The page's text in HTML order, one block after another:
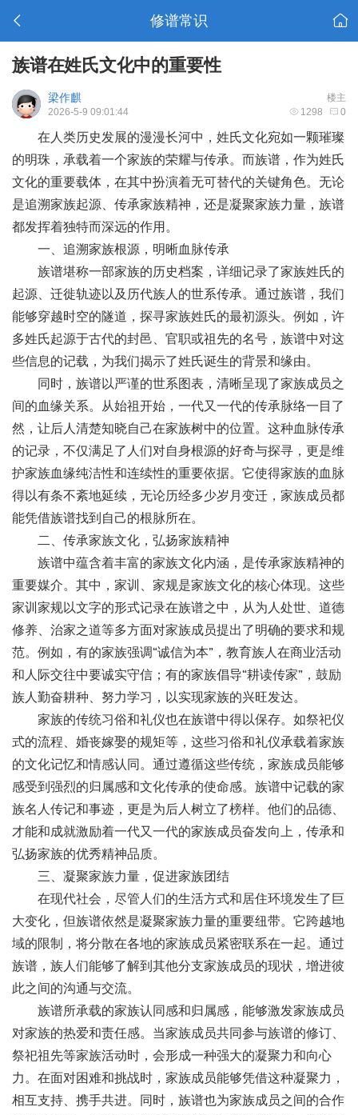
修谱常识
族谱在姓氏文化中的重要性
楼主
梁作麒
1298 0
2026-5-9 09:01:44
在人类历史发展的漫漫长河中，姓氏文化宛如一颗璀璨
的明珠，承载着一个家族的荣耀与传承。而族谱，作为姓氏
文化的重要载体，在其中扮演着无可替代的关键角色。无论
是追溯家族起源、传承家族精神，还是凝聚家族力量，族谱
都发挥着独特而深远的作用。
一、追溯家族根源，明晰血脉传承
族谱堪称一部家族的历史档案，详细记录了家族姓氏的
起源、迁徙轨迹以及历代族人的世系传承。通过族谱，我们
能够穿越时空的隧道，探寻家族姓氏的最初源头。例如，许
多姓氏起源于古代的封邑、官职或祖先的名号，族谱中对这
些信息的记载，为我们揭示了姓氏诞生的背景和缘由。
同时，族谱以严谨的世系图表，清晰呈现了家族成员之
间的血缘关系。从始祖开始，一代又一代的传承脉络一目了
然，让后人清楚知晓自己在家族树中的位置。这种血脉传承
的记录，不仅满足了人们对自身根源的好奇与探寻，更是维
护家族血缘纯洁性和连续性的重要依据。它使得家族的血脉
得以有条不紊地延续，无论历经多少岁月变迁，家族成员都
能凭借族谱找到自己的根脉所在。
二、传承家族文化，弘扬家族精神
族谱中蕴含着丰富的家族文化内涵，是传承家族精神的
重要媒介。其中，家训、家规是家族文化的核心体现。这些
家训家规以文字的形式记录在族谱之中，从为人处世、道德
修养、治家之道等多方面对家族成员提出了明确的要求和规
范。例如，有的家族强调“诚信为本”，教育族人在商业活动
和人际交往中要诚实守信；有的家族倡导“耕读传家”，鼓励
族人勤奋耕种、努力学习，以实现家族的兴旺发达。
家族的传统习俗和礼仪也在族谱中得以保存。如祭祀仪
式的流程、婚丧嫁娶的规矩等，这些习俗和礼仪承载着家族
的文化记忆和情感认同。通过遵循这些传统，家族成员能够
感受到强烈的归属感和文化传承的使命感。族谱中记载的家
族名人传记和事迹，更是为后人树立了榜样。他们的品德、
才能和成就激励着一代又一代的家族成员奋发向上，传承和
弘扬家族的优秀精神品质。
三、凝聚家族力量，促进家族团结
在现代社会，尽管人们的生活方式和居住环境发生了巨
大变化，但族谱依然是凝聚家族力量的重要纽带。它跨越地
域的限制，将分散在各地的家族成员紧密联系在一起。通过
族谱，族人们能够了解到其他分支家族成员的现状，增进彼
此之间的沟通与交流。
族谱所承载的家族认同感和归属感，能够激发家族成员
对家族的热爱和责任感。当家族成员共同参与族谱的修订、
祭祀祖先等家族活动时，会形成一种强大的凝聚力和向心
力。在面对困难和挑战时，家族成员能够凭借这种凝聚力，
相互支持、携手共进。同时，族谱也为家族成员之间的合作